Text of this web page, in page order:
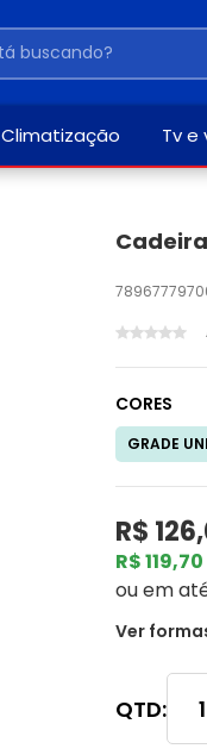
Climatização Tv e
R$
R$ 119,70
ouem
Ver
CORES
GRADE
QTD: